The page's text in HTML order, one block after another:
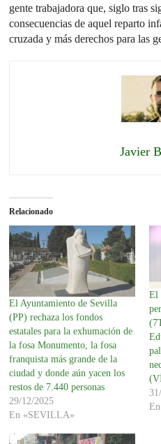
gente trabajadora que, siglo tras
consecuencias de aquel reparto
cruzada y más derechos para las
Javier
Relacionado
El Ayuntamiento de Sevilla
(PP) rechaza los fondos
estatales para la exhumación de
la fosa Monumento, la fosa
franquista más grande de la
ciudad y donde aún yacen los
restos de 7.440 personas
29/12/2025
En «SEVILLA»
El